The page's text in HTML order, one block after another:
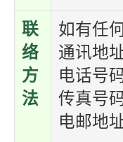
联
络
方
法
如有任
通讯地
电话号
传真号
电邮地